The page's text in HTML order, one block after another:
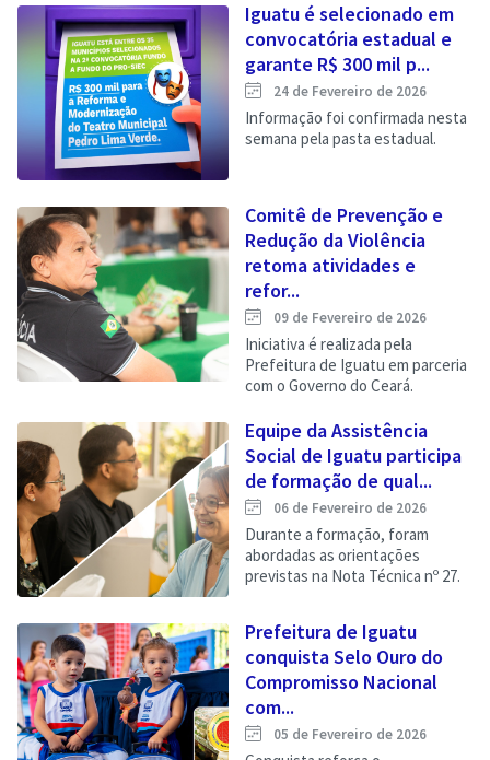
Iguatu é selecionado em
convocatória estadual e
garante R$ 300 mil p...
24 de Fevereiro de 2026
Informação foi confirmada nesta
semana pela pasta estadual.
Comitê de Prevenção e
Redução da Violência
retoma atividades e
refor...
09 de Fevereiro de 2026
Iniciativa é realizada pela
Prefeitura de Iguatu em parceria
com o Governo do Ceará.
Equipe da Assistência
Social de Iguatu participa
de formação de qual...
06 de Fevereiro de 2026
Durante a formação, foram
abordadas as orientações
previstas na Nota Técnica nº 27.
Prefeitura de Iguatu
conquista Selo Ouro do
Compromisso Nacional
com...
05 de Fevereiro de 2026